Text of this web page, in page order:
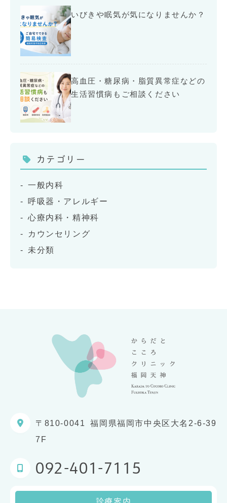
いびきや眠気が気になりませんか？
高血圧・糖尿病・脂質異常症などの
生活習慣病もご相談ください
カテゴリー
一般内科
呼吸器・アレルギー
心療内科・精神科
カウンセリング
未分類
〒810-0041
福岡県福岡市中央区大名2-6-39
7F
092-401-7115